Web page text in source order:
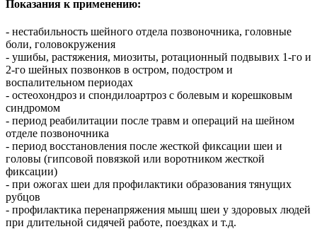
Показания к применению:
- нестабильность шейного отдела позвоночника, головные
боли, головокружения
- ушибы, растяжения, миозиты, ротационный подвывих 1-го и
2-го шейных позвонков в остром, подостром и
воспалительном периодах
- остеохондроз и спондилоартроз с болевым и корешковым
синдромом
- период реабилитации после травм и операций на шейном
отделе позвоночника
- период восстановления после жесткой фиксации шеи и
головы (гипсовой повязкой или воротником жесткой
фиксации)
- при ожогах шеи для профилактики образования тянущих
рубцов
- профилактика перенапряжения мышц шеи у здоровых людей
при длительной сидячей работе, поездках и т.д.